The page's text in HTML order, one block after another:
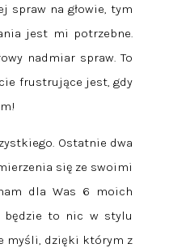
spraw na głowie, tym
jest mi potrzebne.
nadmiar spraw. To
frustrujące jest, gdy
Ostatnie dwa
się ze swoimi
dla Was 6 moich
będzie to nic w stylu
myśli, dzięki którym z